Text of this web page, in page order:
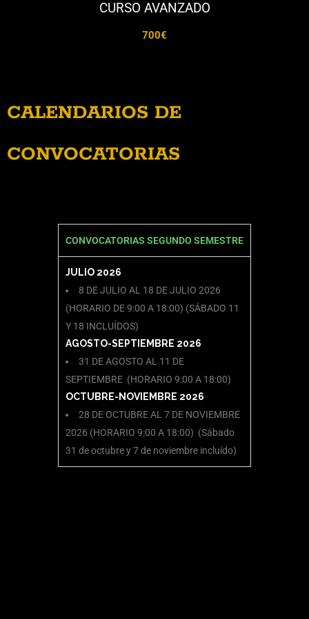
CURSO AVANZADO
700€
CALENDARIOS DE
CONVOCATORIAS
CONVOCATORIAS SEGUNDO SEMESTRE
JULIO 2026
8 DE JULIO AL 18 DE JULIO 2026
(HORARIO DE 9:00 A 18:00) (SÁBADO 11
Y 18 INCLUÍDOS)
AGOSTO-SEPTIEMBRE 2026
31 DE AGOSTO AL 11 DE
SEPTIEMBRE (HORARIO 9:00 A 18:00)
OCTUBRE-NOVIEMBRE 2026
28 DE OCTUBRE AL 7 DE NOVIEMBRE
2026 (HORARIO 9:00 A 18:00) (Sábado
31 de octubre y 7 de noviembre incluído)